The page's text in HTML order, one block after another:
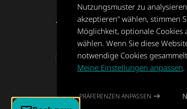
Teile deine Erfahrung
Nutzungsmuster zu
akzeptieren" wählen, stimmen
Möglichkeit, optionale Cookies
wählen. Wenn Sie diese
notwendige Cookies
Meine Einstellungen anpassen.
PRÄFERENZEN ANPASSEN